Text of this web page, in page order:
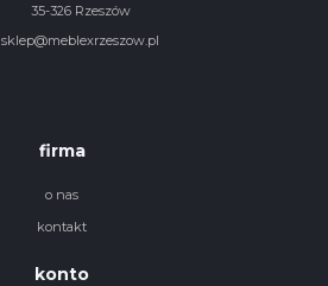
35-326 Rzeszów
sklep@meblexrzeszow.pl
firma
o nas
kontakt
konto